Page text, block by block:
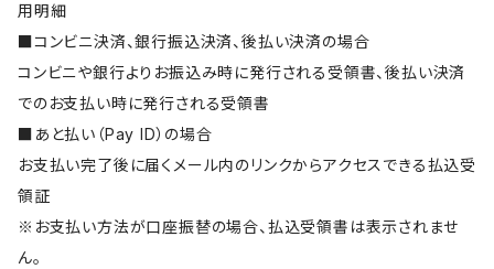
用明細
■コンビニ決済、銀行振込決済、後払い決済の場合
コンビニや銀行よりお振込み時に発行される受領書、後払い決済
でのお支払い時に発行される受領書
■あと払い（Pay ID）の場合
お支払い完了後に届くメール内のリンクからアクセスできる払込受
領証
※お支払い方法が口座振替の場合、払込受領書は表示されませ
ん。